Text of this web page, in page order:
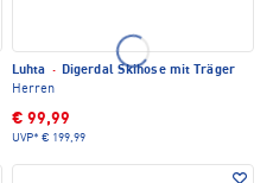
Luhta · Digerdal Skihose mit Träger
Herren
€ 99,99
UVP* € 199,99